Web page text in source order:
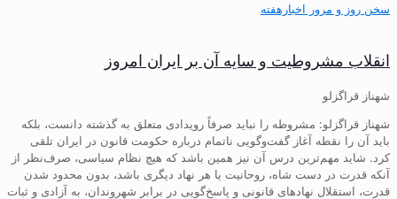
سخن روز و مرور اخبارهفته
انقلاب مشروطیت و سایه آن بر ایران امروز
شهناز قراگزلو
شهناز قراگزلو: مشروطه را نباید صرفاً رویدادی متعلق به گذشته دانست، بلکه
باید آن را نقطه آغاز گفت‌وگویی ناتمام درباره حکومت قانون در ایران تلقی
کرد. شاید مهم‌ترین درس آن نیز همین باشد که هیچ نظام سیاسی، صرف‌نظر از
آنکه قدرت در دست شاه، روحانیت یا هر نهاد دیگری باشد، بدون محدود شدن
قدرت، استقلال نهادهای قانونی و پاسخ‌گویی در برابر شهروندان، به آزادی و ثبات